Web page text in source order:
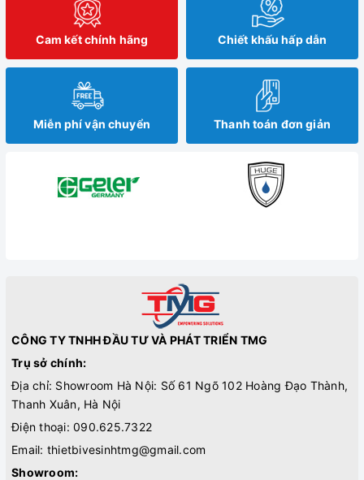
Cam kết chính hãng Chiết khấu hấp dẫn
Miễn phí vận chuyển Thanh toán đơn giản
CÔNG TY TNHH ĐẦU TƯ VÀ PHÁT TRIỂN TMG
Trụ sở chính:
Địa chỉ: Showroom Hà Nội: Số 61 Ngõ 102 Hoàng Đạo Thành,
Thanh Xuân, Hà Nội
Điện thoại: 090.625.7322
Email: thietbivesinhtmg@gmail.com
Showroom: